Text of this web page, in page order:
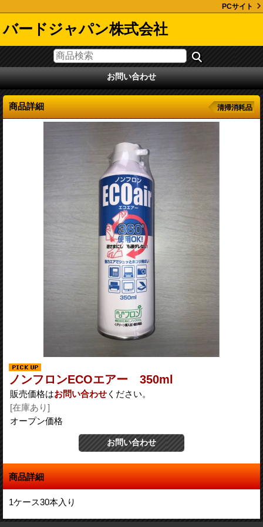
PCサイト
バードジャパン株式会社
お問い合わせ
商品詳細 清掃消耗品
ノンフロンECOエアー 350ml
販売価格はお問い合わせ ください。
[在庫あり]
オープン価格
商品詳細
1ケース30本入り